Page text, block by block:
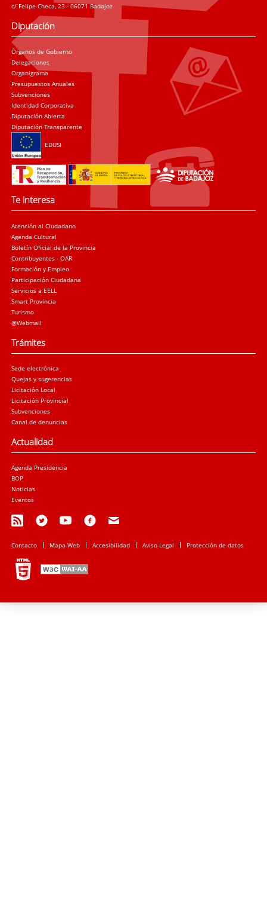
c/ Felipe Checa, 23 - 06071 Badajoz
Diputación
Órganos de Gobierno
Delegaciones
Organigrama
Presupuestos Anuales
Subvenciones
Identidad Corporativa
Diputación Abierta
Diputación Transparente
EDUSI
Te interesa
Atención al Ciudadano
Agenda Cultural
Boletín Oficial de la Provincia
Contribuyentes - OAR
Formación y Empleo
Participación Ciudadana
Servicios a EELL
Smart Provincia
Turismo
@Webmail
Trámites
Sede electrónica
Quejas y sugerencias
Licitación Local
Licitación Provincial
Subvenciones
Canal de denuncias
Actualidad
Agenda Presidencia
BOP
Noticias
Eventos
Contacto Mapa Web Accesibilidad Aviso Legal Protección de datos